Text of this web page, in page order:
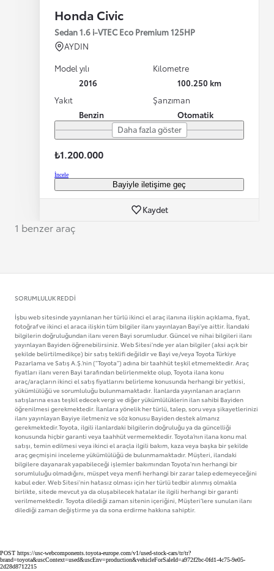
Honda Civic
Sedan 1.6 i-VTEC Eco Premium 125HP
AYDIN
Model yılı
2016
Kilometre
100.250 km
Yakıt
Benzin
Şanzıman
Otomatik
Daha fazla göster
₺1.200.000
İncele
Bayiyle iletişime geç
Kaydet
1 benzer araç
SORUMLULUK REDDI
İşbu web sitesinde yayınlanan her türlü ikinci el araç ilanına ilişkin açıklama, fiyat,
fotoğraf ve ikinci el araca ilişkin tüm bilgiler ilanı yayınlayan Bayi’ye aittir. İlandaki
bilgilerin doğruluğundan ilanı veren Bayi sorumludur. Güncel ve nihai bilgileri ilanı
yayınlayan Bayiden öğrenebilirsiniz. Web Sitesi'nde yer alan bilgiler (aksi açık bir
şekilde belirtilmedikçe) bir satış teklifi değildir ve Bayi ve/veya Toyota Türkiye
Pazarlama ve Satış A.Ş.’nin ("Toyota”) adına bir taahhüt teşkil etmemektedir. Araç
fiyatları ilanı veren Bayi tarafından belirlenmekte olup, Toyota ilana konu
araç/araçların ikinci el satış fiyatlarını belirleme konusunda herhangi bir yetkisi,
yükümlülüğü ve sorumluluğu bulunmamaktadır. İlanlarda yayınlanan araçların
satışlarına esas teşkil edecek vergi ve diğer yükümlülüklerin ilan sahibi Bayiden
öğrenilmesi gerekmektedir. İlanlara yönelik her türlü, talep, soru veya şikayetlerinizi
ilanı yayınlayan Bayiye iletmeniz ve söz konusu Bayiden destek almanız
gerekmektedir.Toyota, ilgili ilanlardaki bilgilerin doğruluğu ya da güncelliği
konusunda hiçbir garanti veya taahhüt vermemektedir. Toyota’nın ilana konu mal
satışı, temin edilmesi veya ikinci el araçla ilgili bakım, kaza veya başka bir şekilde
araç geçmişini inceleme yükümlülüğü de bulunmamaktadır. Müşteri, ilandaki
bilgilere dayanarak yapabileceği işlemler bakımından Toyota'nın herhangi bir
sorumluluğu olmadığını, müspet veya menfi herhangi bir zarar talep edemeyeceğini
kabul eder. Web Sitesi'nin hatasız olması için her türlü tedbir alınmış olmakla
birlikte, sitede mevcut ya da oluşabilecek hatalar ile ilgili herhangi bir garanti
verilmemektedir. Toyota dilediği zaman sitenin içeriğini, Müşteri’lere sunulan ilanı
dilediği zaman değiştirme ya da sona erdirme hakkına sahiptir.
POST https://usc-webcomponents.toyota-europe.com/v1/used-stock-cars/tr/tr?
brand=toyota&uscContext=used&uscEnv=production&vehicleForSaleId=a972f2bc-0fd1-4c75-9e05-
2d28d8712215